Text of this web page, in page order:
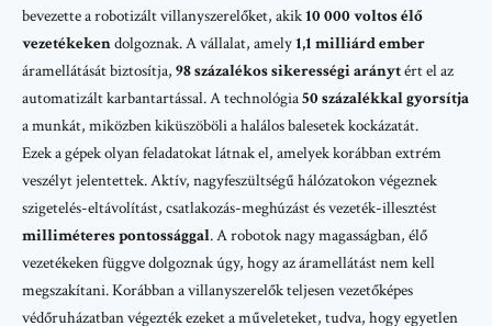
bevezette a robotizált villanyszerelőket, akik10 000 voltos élő
vezetékekendolgoznak. A vállalat, amely1,1 milliárd ember
áramellátását biztosítja, 98 százalékos sikerességi aránytért el az
automatizált karbantartással. A technológia50 százalékkal gyorsítja
a munkát, miközben kiküszöböli a halálos balesetek kockázatát.
Ezek a gépek olyan feladatokat látnak el, amelyek korábban extrém
veszélyt jelentettek. Aktív, nagyfeszültségű hálózatokon végeznek
szigetelés-eltávolítást, csatlakozás-meghúzást és vezeték-illesztést
milliméteres pontossággal. A robotok nagy magasságban, élő
vezetékeken függve dolgoznak úgy, hogy az áramellátást nem kell
megszakítani. Korábban a villanyszerelők teljesen vezetőképes
védőruházatban végezték ezeket a műveleteket, tudva, hogy egyetlen